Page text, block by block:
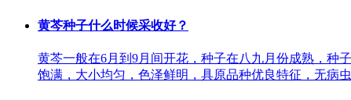
黄芩种子什么时候采收好？
黄芩一般在6月到9月间开花，种子在八九月份成熟，种
饱满，大小均匀，色泽鲜明，具原品种优良特征，无病